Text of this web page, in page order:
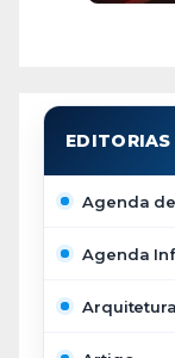
Agenda
Agenda